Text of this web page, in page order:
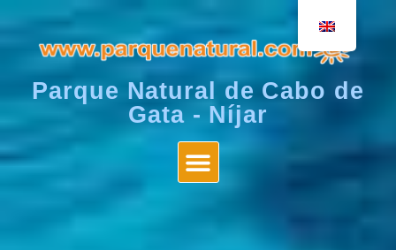
Parque Natural de Cabo de
Gata - Níjar